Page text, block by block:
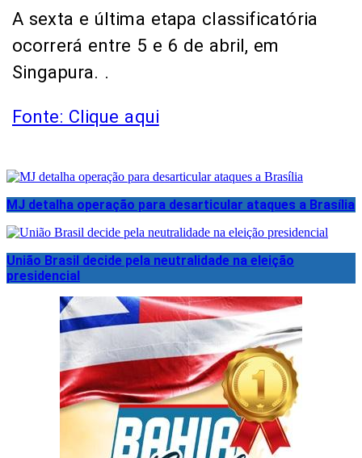
A sexta e última etapa classificatória
ocorrerá entre 5 e 6 de abril, em
Singapura. .
Fonte: Clique aqui
MJ detalha operação para desarticular ataques a Brasília
União Brasil decide pela neutralidade na eleição
presidencial